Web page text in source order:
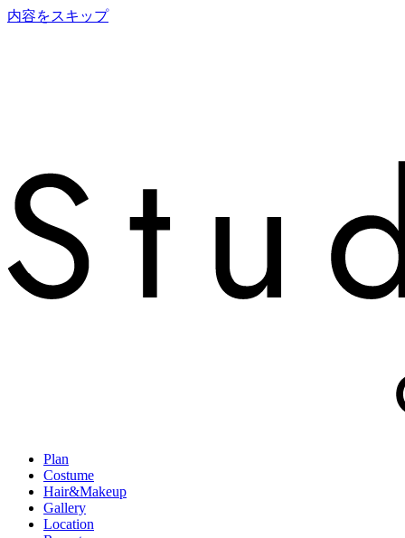
内容をスキップ
Plan
Costume
Hair&Makeup
Gallery
Location